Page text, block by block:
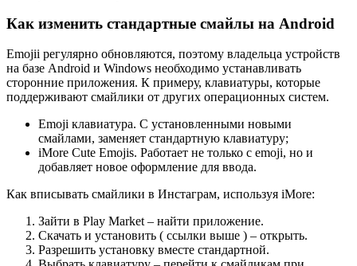
Как изменить стандартные смайлы на Android
Emojii регулярно обновляются, поэтому владельца устройств
на базе Android и Windows необходимо устанавливать
сторонние приложения. К примеру, клавиатуры, которые
поддерживают смайлики от других операционных систем.
Emoji клавиатура. С установленными новыми
смайлами, заменяет стандартную клавиатуру;
iMore Cute Emojis. Работает не только с emoji, но и
добавляет новое оформление для ввода.
Как вписывать смайлики в Инстаграм, используя iMore:
Зайти в Play Market – найти приложение.
Скачать и установить ( ссылки выше ) – открыть.
Разрешить установку вместе стандартной.